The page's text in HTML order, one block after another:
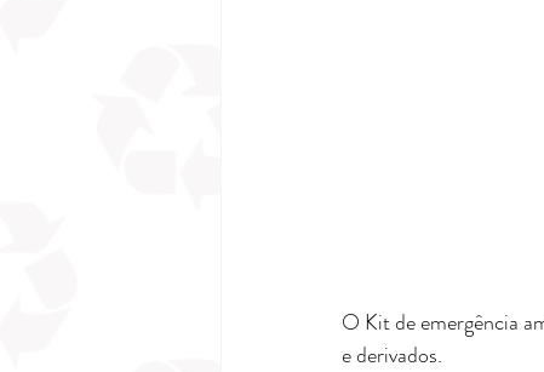
O Kit de emergência
e derivados.